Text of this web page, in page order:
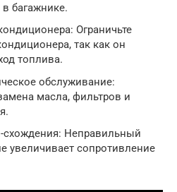
багажнике.
Ограничьте
так как он
топлива.
обслуживание:
масла, фильтров и
схождения: Неправильный
увеличивает сопротивление